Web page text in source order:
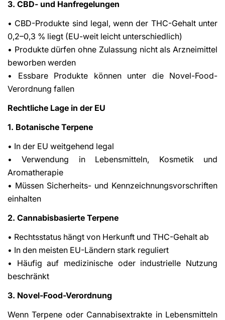
3. CBD- und Hanfregelungen
• CBD-Produkte sind legal, wenn der THC-Gehalt unter
0,2–0,3 % liegt (EU-weit leicht unterschiedlich)
• Produkte dürfen ohne Zulassung nicht als Arzneimittel
beworben werden
• Essbare Produkte können unter die Novel-Food-
Verordnung fallen
Rechtliche Lage in der EU
1. Botanische Terpene
• In der EU weitgehend legal
• Verwendung in Lebensmitteln, Kosmetik und
Aromatherapie
• Müssen Sicherheits- und Kennzeichnungsvorschriften
einhalten
2. Cannabisbasierte Terpene
• Rechtsstatus hängt von Herkunft und THC-Gehalt ab
• In den meisten EU-Ländern stark reguliert
• Häufig auf medizinische oder industrielle Nutzung
beschränkt
3. Novel-Food-Verordnung
Wenn Terpene oder Cannabisextrakte in Lebensmitteln